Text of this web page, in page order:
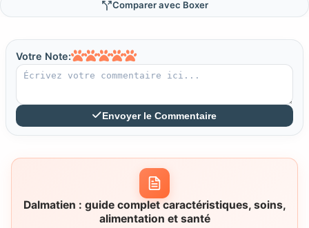
Comparer avec Boxer
Votre Note:
Envoyer le Commentaire
Dalmatien : guide complet caractéristiques, soins,
alimentation et santé